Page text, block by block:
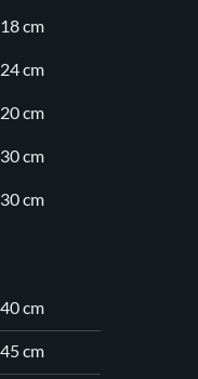
cm
cm
cm
cm
cm
cm
cm